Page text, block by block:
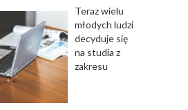
Teraz wielu
młodych ludzi
decyduje się
na studia z
zakresu